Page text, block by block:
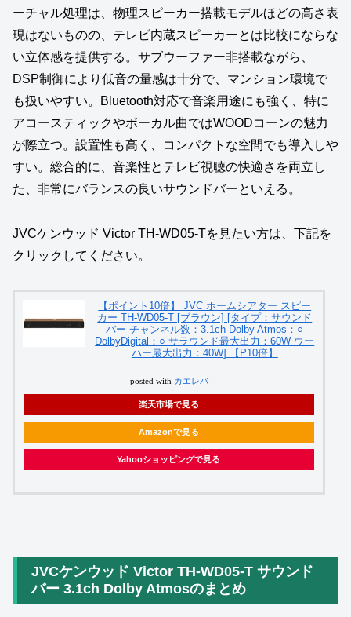
ーチャル処理は、物理スピーカー搭載モデルほどの高さ表
現はないものの、テレビ内蔵スピーカーとは比較にならな
い立体感を提供する。サブウーファー非搭載ながら、
DSP制御により低音の量感は十分で、マンション環境で
も扱いやすい。Bluetooth対応で音楽用途にも強く、特に
アコースティックやボーカル曲ではWOODコーンの魅力
が際立つ。設置性も高く、コンパクトな空間でも導入しや
すい。総合的に、音楽性とテレビ視聴の快適さを両立し
た、非常にバランスの良いサウンドバーといえる。
JVCケンウッド Victor TH‑WD05‑Tを見たい方は、下記を
クリックしてください。
【ポイント10倍】 JVC ホームシアター スピー
カー TH-WD05-T [ブラウン] [タイプ：サウンド
バー チャンネル数：3.1ch Dolby Atmos：○
DolbyDigital：○ サラウンド最大出力：60W ウー
ハー最大出力：40W] 【P10倍】
posted with カエレバ
楽天市場で見る
Amazonで見る
Yahooショッピングで見る
JVCケンウッド Victor TH-WD05-T サウンド
バー 3.1ch Dolby Atmosのまとめ